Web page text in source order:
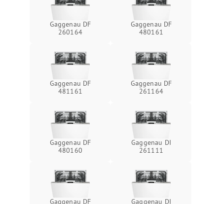
Gaggenau DF
260164
Gaggenau DF
480161
Gaggenau DF
481161
Gaggenau DF
261164
Gaggenau DF
480160
Gaggenau DI
261111
Gaggenau DF
Gaggenau DI